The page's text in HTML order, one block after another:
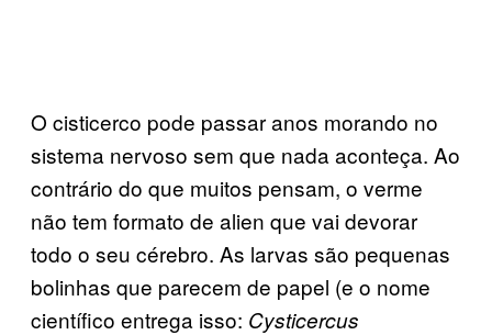
O cisticerco pode passar anos morando no
sistema nervoso sem que nada aconteça. Ao
contrário do que muitos pensam, o verme
não tem formato de alien que vai devorar
todo o seu cérebro. As larvas são pequenas
bolinhas que parecem de papel (e o nome
científico entrega isso: Cysticercus